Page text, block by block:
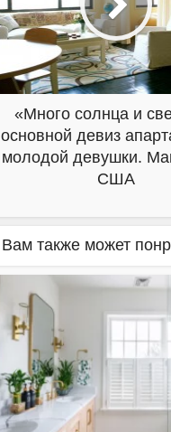
«Много солнца и
основной девиз
молодой девушки.
США
Вам также может